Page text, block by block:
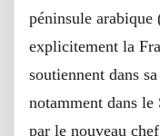
péninsule
explicitement la
soutiennent dans
notamment dans le
par le nouveau